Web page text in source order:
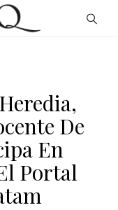
De
En
Portal